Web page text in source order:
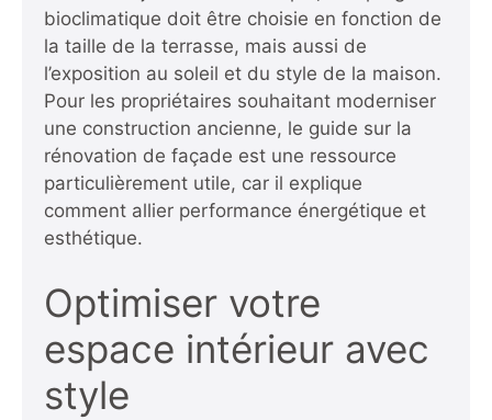
bioclimatique doit être choisie en fonction de
la taille de la terrasse, mais aussi de
l’exposition au soleil et du style de la maison.
Pour les propriétaires souhaitant moderniser
une construction ancienne, le guide sur la
rénovation de façade est une ressource
particulièrement utile, car il explique
comment allier performance énergétique et
esthétique.
Optimiser votre
espace intérieur avec
style